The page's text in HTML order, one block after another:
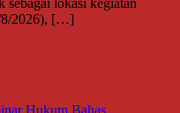
lokasi kegiatan
8/2026), […]